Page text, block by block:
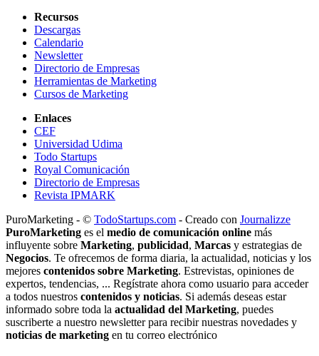
Recursos
Descargas
Calendario
Newsletter
Directorio de Empresas
Herramientas de Marketing
Cursos de Marketing
Enlaces
CEF
Universidad Udima
Todo Startups
Royal Comunicación
Directorio de Empresas
Revista IPMARK
PuroMarketing - © TodoStartups.com - Creado con Journalizze
PuroMarketing es el medio de comunicación online más
influyente sobre Marketing, publicidad, Marcas y estrategias de
Negocios. Te ofrecemos de forma diaria, la actualidad, noticias y los
mejores contenidos sobre Marketing. Estrevistas, opiniones de
expertos, tendencias, ... Regístrate ahora como usuario para acceder
a todos nuestros contenidos y noticias. Si además deseas estar
informado sobre toda la actualidad del Marketing, puedes
suscriberte a nuestro newsletter para recibir nuestras novedades y
noticias de marketing en tu correo electrónico